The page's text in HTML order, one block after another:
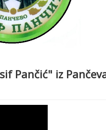
Pančić" iz